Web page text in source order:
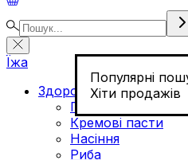
Популярні
Хіти продажів
Їжа
Здорове харчування
Горіхи
Кремові пасти
Насіння
Риба